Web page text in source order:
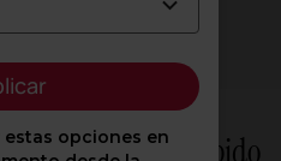
mucho más rápido
estas opciones en